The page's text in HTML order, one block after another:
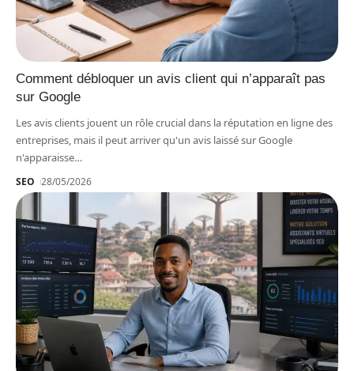
Comment débloquer un avis client qui n’apparaît pas
sur Google
Les avis clients jouent un rôle crucial dans la réputation en ligne des
entreprises, mais il peut arriver qu'un avis laissé sur Google
n'apparaisse…
SEO 28/05/2026